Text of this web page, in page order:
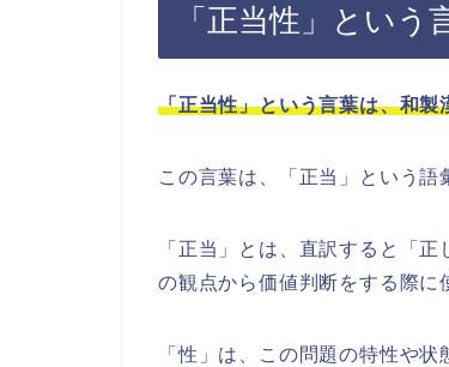
「正当性」とい
「正当性」という言葉は、和
この言葉は、「正当」という語
「正当」とは、直訳すると「
の観点から価値判断をする際に
「性」は、この問題の特性や